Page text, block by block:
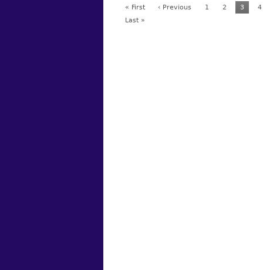
« First ‹ Previous 1 2 3
4
Last »